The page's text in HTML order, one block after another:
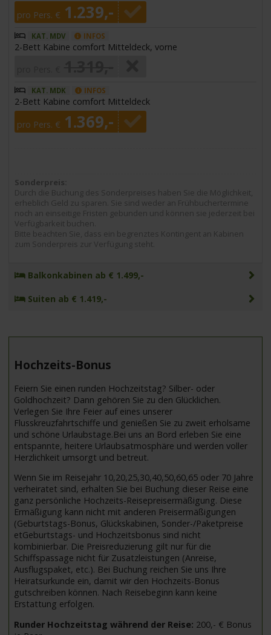
pro Pers. € 1.239,-
KAT. MDV INFOS
2-Bett Kabine comfort Mitteldeck, vorne
KAT. MDK INFOS
2-Bett Kabine comfort Mitteldeck
pro Pers. € 1.369,-
Sonderpreis:
Durch die Buchung des Sonderpreises haben Sie die Möglichkeit,
erheblich Geld zu sparen. Sie sind weder an Frühbuchertermine
noch an einseitige Fristen gebunden und können sie jederzeit bei
Verfügbarkeit buchen.
Bitte beachten Sie, dass ein begrenztes Kontingent an Kabinen
zum Sonderpreis zur Verfügung steht.
Balkonkabinen ab € 1.499,-
Suiten ab € 1.419,-
Hochzeits-Bonus
Feiern Sie einen runden Hochzeitstag? Silber- oder
Goldhochzeit? Dann gehören Sie zu den Glücklichen.
Verlegen Sie Ihre Feier auf eines unserer
Flusskreuzfahrtschiffe und genießen Sie zu zweit erholsame
und schöne Urlaubstage.Bei uns an Bord erleben Sie eine
entspannte, heitere Urlaubsatmosphäre und werden voller
Herzlichkeit umsorgt und betreut.
Wenn Sie im Reisejahr 10,20,25,30,40,50,60,65 oder 70 Jahre
verheiratet sind, erhalten Sie bei Buchung dieser Reise eine
ganz persönliche Hochzeits-Reisepreisermäßigung. Diese
Ermäßigung kann nicht mit anderen Preisermäßigungen
(Geburtstags-Bonus, Glückskabinen, Sonder-/Paketpreise
etGeburtstags- und Hochzeitsbonus sind nicht
kombinierbar. Die Preisreduzierung gilt nur für die
Schiffspassage nicht für Zusatzleistungen (Anreise,
Ausflugspaket, etc.). Bei Buchung reichen Sie uns Ihre
Heiratsurkunde ein, damit wir den Hochzeits-Bonus
gutschreiben können. Nach Reisebeginn kann keine
Erstattung erfolgen.
Runder Hochzeitstag während der Reise: 200,- € Bonus